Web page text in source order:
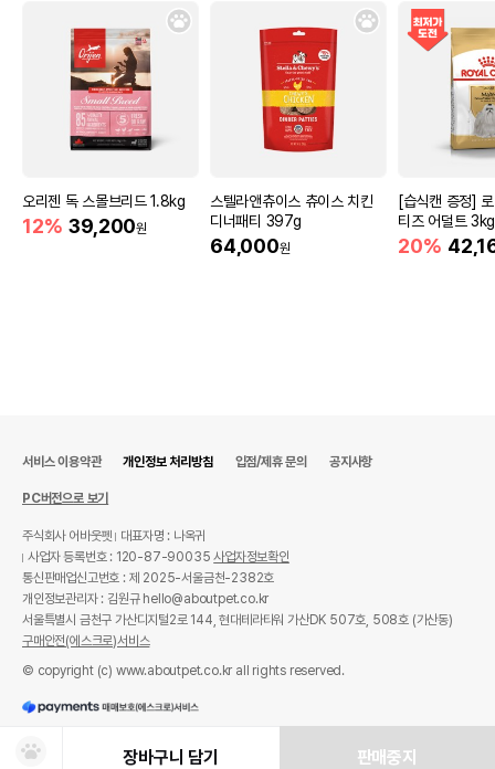
오리젠 독 스몰브리드 1.8kg
12% 39,200원
스텔라앤츄이스 츄이스 치킨
디너패티 397g
64,000원
[습식캔 증정]
티즈 어덜트
20%
장바구니 담기 판매중지
서비스 이용약관 개인정보 처리방침 입점/제휴 문의 공지사항
PC버전으로 보기
주식회사 어바웃펫
대표자명 : 나옥귀
사업자 등록번호 : 120-87-90035사업자정보확인
통신판매업신고번호 : 제 2025-서울금천-2382호
개인정보관리자 : 김원규 hello@aboutpet.co.kr
서울특별시 금천구 가산디지털2로 144, 현대테라타워 가산DK 507호, 508호 (가산동)
구매안전(에스크로)서비스
© copyright (c) www.aboutpet.co.kr all rights reserved.